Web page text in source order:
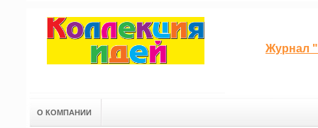
Журнал
О КОМПАНИИ